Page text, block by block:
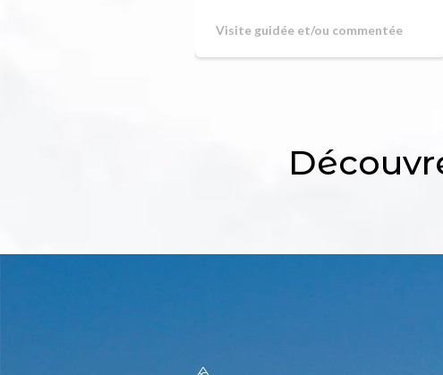
Visite guidée et/ou commentée